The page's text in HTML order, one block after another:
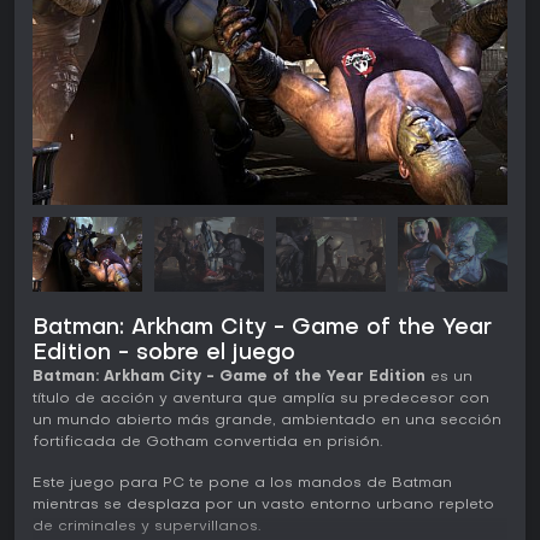
Batman: Arkham City - Game of the Year
Edition - sobre el juego
Batman: Arkham City - Game of the Year Edition es un
título de acción y aventura que amplía su predecesor con
un mundo abierto más grande, ambientado en una sección
fortificada de Gotham convertida en prisión.
Este juego para PC te pone a los mandos de Batman
mientras se desplaza por un vasto entorno urbano repleto
de criminales y supervillanos.